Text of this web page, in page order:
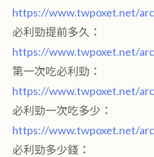
https://www.twpoxet.net/
必利勁提前多久：
https://www.twpoxet.net/
第一次吃必利勁：
https://www.twpoxet.net/
必利勁一次吃多少：
https://www.twpoxet.net/
必利勁多少錢：